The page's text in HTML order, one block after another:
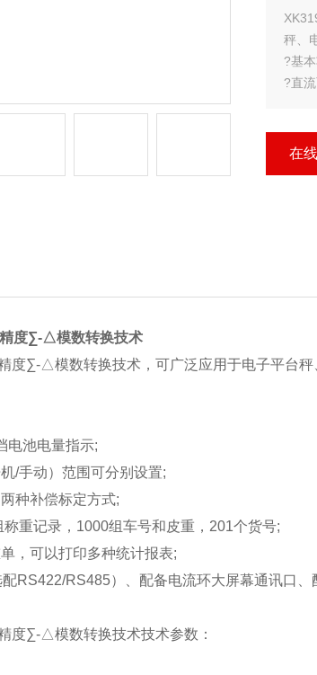
秤、
?基本
?直
具有
在
度∑-△模数转换技术
度∑-△模数转换技术，可广泛应用于电子平台秤
电池电量指示;
/手动）范围可分别设置;
种补偿标定方式;
重记录，1000组车号和皮重，201个货号;
，可以打印多种统计报表;
RS422/RS485）、配备电流环大屏幕通讯口
度∑-△模数转换技术技术参数：